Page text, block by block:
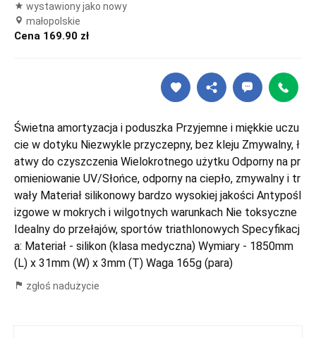
wystawiony jako nowy
małopolskie
Cena 169.90 zł
Świetna amortyzacja i poduszka Przyjemne i miękkie uczu
cie w dotyku Niezwykle przyczepny, bez kleju Zmywalny, ł
atwy do czyszczenia Wielokrotnego użytku Odporny na pr
omieniowanie UV/Słońce, odporny na ciepło, zmywalny i tr
wały Materiał silikonowy bardzo wysokiej jakości Antypośl
izgowe w mokrych i wilgotnych warunkach Nie toksyczne
Idealny do przełajów, sportów triathlonowych Specyfikacj
a: Materiał - silikon (klasa medyczna) Wymiary - 1850mm
(L) x 31mm (W) x 3mm (T) Waga 165g (para)
zgłoś nadużycie